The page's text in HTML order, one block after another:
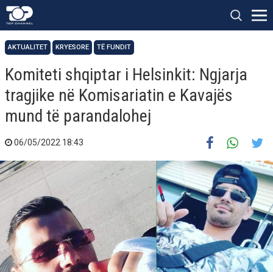
AKTUALITET KRYESORE TË FUNDIT
Komiteti shqiptar i Helsinkit: Ngjarja
tragjike në Komisariatin e Kavajës
mund të parandalohej
06/05/2022 18:43